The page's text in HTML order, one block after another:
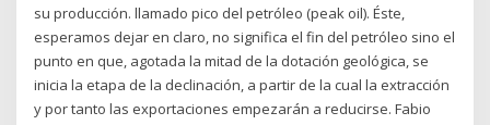
su producción. llamado pico del petróleo (peak oil). Éste,
esperamos dejar en claro, no significa el fin del petróleo sino el
punto en que, agotada la mitad de la dotación geológica, se
inicia la etapa de la declinación, a partir de la cual la extracción
y por tanto las exportaciones empezarán a reducirse. Fabio